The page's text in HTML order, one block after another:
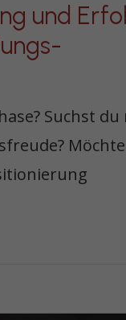
und
Suchst du